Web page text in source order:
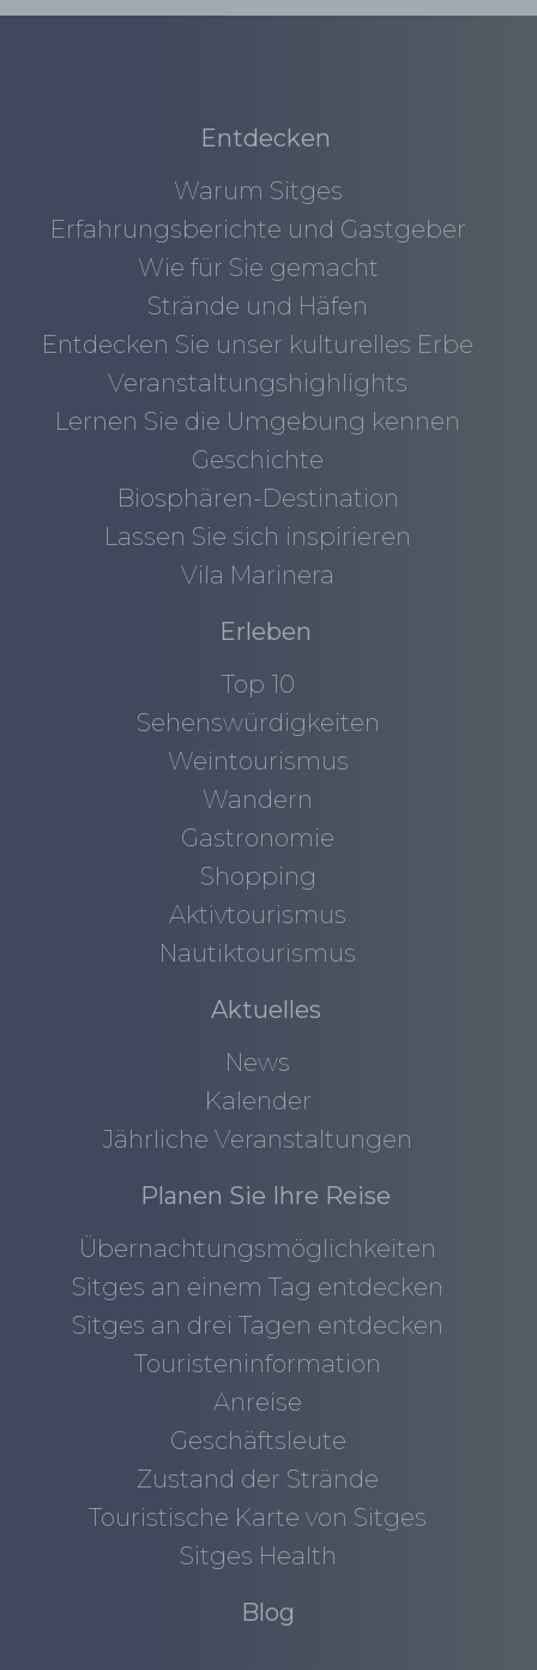
Entdecken
Warum Sitges
Erfahrungsberichte und Gastgeber
Wie für Sie gemacht
Strände und Häfen
Entdecken Sie unser kulturelles Erbe
Veranstaltungshighlights
Lernen Sie die Umgebung kennen
Geschichte
Biosphären-Destination
Lassen Sie sich inspirieren
Vila Marinera
Erleben
Top 10
Sehenswürdigkeiten
Weintourismus
Wandern
Gastronomie
Shopping
Aktivtourismus
Nautiktourismus
Aktuelles
News
Kalender
Jährliche Veranstaltungen
Planen Sie Ihre Reise
Übernachtungsmöglichkeiten
Sitges an einem Tag entdecken
Sitges an drei Tagen entdecken
Touristeninformation
Anreise
Geschäftsleute
Zustand der Strände
Touristische Karte von Sitges
Sitges Health
Blog